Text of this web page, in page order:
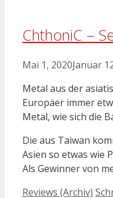
ChthoniC –
Mai 1, 2020Januar
Metal aus der
Europäer immer
Metal, wie sich die
Die aus Taiwan
Asien so etwas wie
Als Gewinner von
Kategorien
Reviews (Archiv)